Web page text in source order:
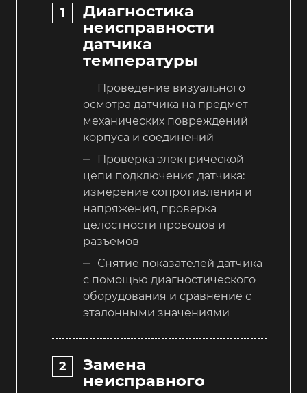
Диагностика
неисправности
датчика
температуры
Проведение визуального
осмотра датчика на предмет
механических повреждений
корпуса и соединений
Проверка электрической
цепи подключения датчика:
измерение сопротивления и
напряжения, проверка
целостности проводов и
разъемов
Снятие показателей датчика
с помощью диагностического
оборудования и сравнение с
эталонными значениями
Замена
неисправного